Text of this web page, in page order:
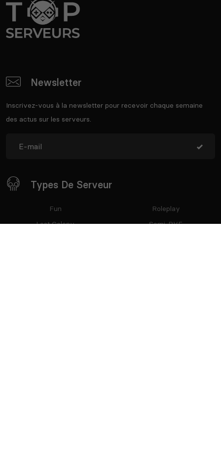
Newsletter
Inscrivez-vous à la newsletter pour recevoir chaque semaine
des actus sur les serveurs.
Types De Serveur
Fun
Lost Colony
Roleplay
Semi-PVE